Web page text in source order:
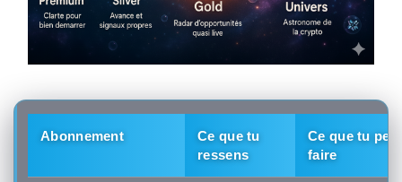
Abonnement
Ce que tu
ressens
Ce que tu
faire